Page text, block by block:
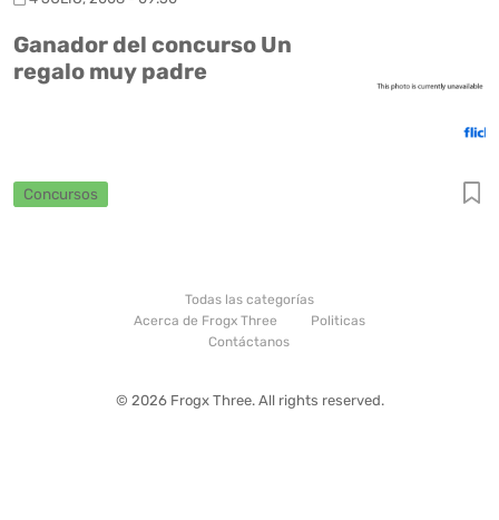
Ganador del concurso Un
regalo muy padre
Concursos
Todas las categorías
Acerca de Frogx Three
Politicas
Contáctanos
© 2026 Frogx Three. All rights reserved.